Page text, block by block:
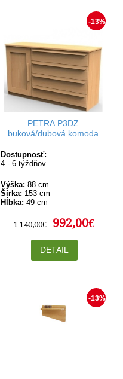
-13%
PETRA P3DZ
buková/dubová komoda
Dostupnosť:
4 - 6 týždňov
Výška: 88 cm
Šírka: 153 cm
Hĺbka: 49 cm
1 140,00€ 992,00€
DETAIL
-13%